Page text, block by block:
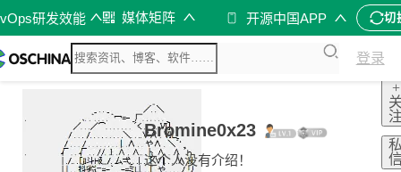
研发效能 媒体矩阵 开源中国APP 切
登录
Bromine0x23
这个人没有介绍！
+